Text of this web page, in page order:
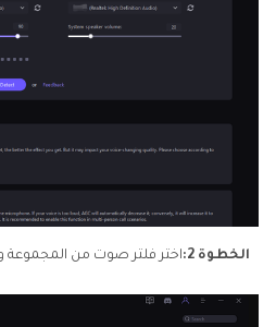
الخطوة 2: اختر فلتر صوت من المجموعة